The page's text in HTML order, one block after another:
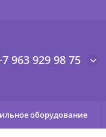
963 929 98 75
оборудование